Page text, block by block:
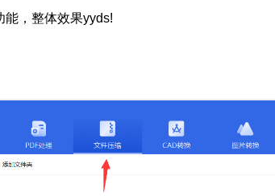
能，整体效果yyds!